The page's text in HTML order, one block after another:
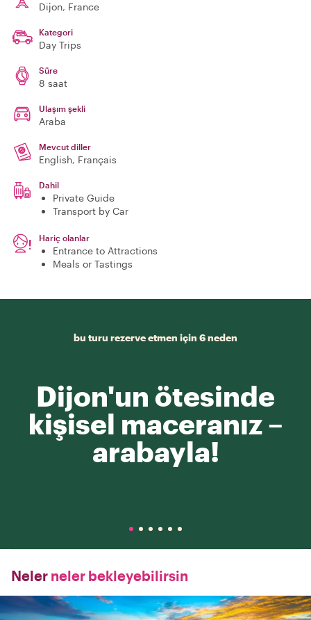
Dijon, France
Kategori
Day Trips
Süre
8 saat
Ulaşım şekli
Araba
Mevcut diller
English, Français
Dahil
Private Guide
Transport by Car
Hariç olanlar
Entrance to Attractions
Meals or Tastings
bu turu rezerve etmen için 6 neden
Dijon'un ötesinde
kişisel maceranız –
arabayla!
Neler neler bekleyebilirsin